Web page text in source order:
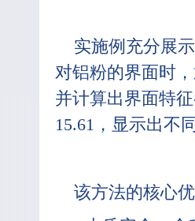
实施例充分展
对铝粉的界面时
并计算出界面特
15.61，显示出不
该方法的核心